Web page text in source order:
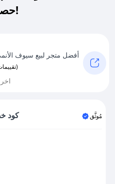
حصري لـ أنمي دايس الآن!
أفضل متجر لبيع سيوف
(0 تقييمات)
اخر
كود مُوثَّق